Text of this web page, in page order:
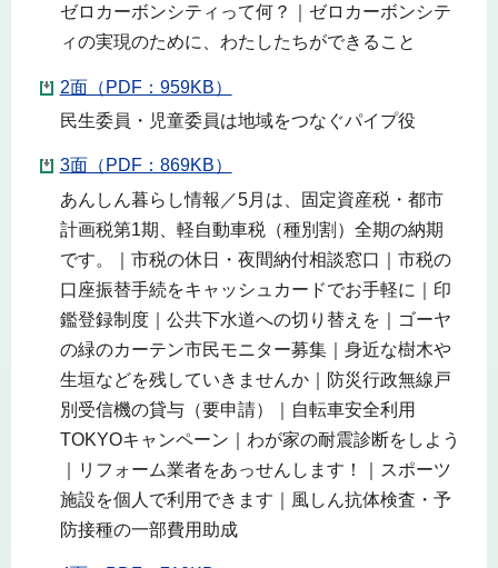
ゼロカーボンシティって何？｜ゼロカーボンシテ
ィの実現のために、わたしたちができること
2面（PDF：959KB）
民生委員・児童委員は地域をつなぐパイプ役
3面（PDF：869KB）
あんしん暮らし情報／5月は、固定資産税・都市
計画税第1期、軽自動車税（種別割）全期の納期
です。｜市税の休日・夜間納付相談窓口｜市税の
口座振替手続をキャッシュカードでお手軽に｜印
鑑登録制度｜公共下水道への切り替えを｜ゴーヤ
の緑のカーテン市民モニター募集｜身近な樹木や
生垣などを残していきませんか｜防災行政無線戸
別受信機の貸与（要申請）｜自転車安全利用
TOKYOキャンペーン｜わが家の耐震診断をしよう
｜リフォーム業者をあっせんします！｜スポーツ
施設を個人で利用できます｜風しん抗体検査・予
防接種の一部費用助成